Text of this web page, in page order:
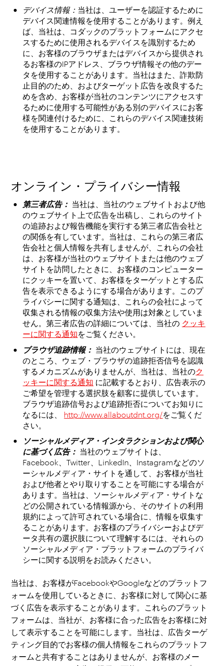
デバイス情報： 当社は、ユーザーを認証するために
デバイス関連情報を使用することがあります。例え
ば、当社は、コダックのプラットフォームにアクセ
スするために使用されるデバイスを識別するため
に、お客様のブラウザまたはデバイスから提供され
るお客様のIPアドレス、ブラウザ情報その他のデー
タを使用することがあります。当社はまた、詐欺防
止目的のため、およびターゲット広告を改良するた
めを含め、お客様が当社のコンテンツにアクセスす
るために使用する可能性がある別のデバイスにお客
様を関連付けるために、これらのデバイス関連技術
を使用することがあります。
オンライン・プライバシー情報
第三者広告： 当社は、当社のウェブサイトおよび他
のウェブサイト上で広告を出稿し、これらのサイト
の追跡および報告機能を実行する第三者広告会社と
の関係を有しています。当社は、これらの第三者広
告会社と個人情報を共有しませんが、これらの会社
は、お客様が当社のウェブサイトまたは他のウェブ
サイトを訪問したときに、お客様のコンピューター
にクッキーを置いて、お客様をターゲットとする広
告を表示できるようにする場合があります。このプ
ライバシーに関する通知は、これらの会社によって
収集される情報の収集方法や使用は対象としていま
せん。第三者広告の詳細については、当社の クッキ
ーに関する通知をご覧ください。
ブラウザ追跡情報： 当社のウェブサイトには、現在
のところ、ウェブ・ブラウザの追跡拒否信号を認識
するメカニズムがありませんが、当社は、当社のク
ッキーに関する通知 に記載するとおり、広告表示の
ご希望を管理する選択肢を顧客に提供しています。
ブラウザ追跡信号および追跡拒否についてお知りに
なるには、 http://www.allaboutdnt.org/をご覧くだ
さい。
ソーシャルメディア・インタラクションおよび関心
に基づく広告： 当社のウェブサイトは、
Facebook、Twitter、LinkedIn、Instagramなどのソ
ーシャルメディア・サイトを通して、お客様が当社
および他者とやり取りすることを可能にする場合が
あります。当社は、ソーシャルメディア・サイトな
どの公開されている情報源から、そのサイトの利用
規約によって許可されている場合に、情報を収集す
ることがあります。お客様のプライバシーおよびデ
ータ共有の選択肢について理解するには、それらの
ソーシャルメディア・プラットフォームのプライバ
シーに関する説明をお読みください。
当社は、お客様がFacebookやGoogleなどのプラットフ
ォームを使用しているときに、お客様に対して関心に基
づく広告を表示することがあります。これらのプラット
フォームは、当社が、お客様に合った広告をお客様に対
して表示することを可能にします。当社は、広告ターゲ
ティング目的でお客様の個人情報をこれらのプラットフ
ォームと共有することはありませんが、お客様のメー